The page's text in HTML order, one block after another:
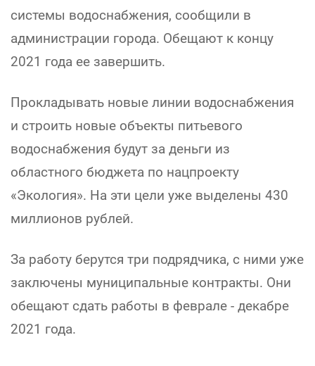
системы водоснабжения, сообщили в
администрации города. Обещают к концу
2021 года ее завершить.
Прокладывать новые линии водоснабжения
и строить новые объекты питьевого
водоснабжения будут за деньги из
областного бюджета по нацпроекту
«Экология». На эти цели уже выделены 430
миллионов рублей.
За работу берутся три подрядчика, с ними уже
заключены муниципальные контракты. Они
обещают сдать работы в феврале - декабре
2021 года.